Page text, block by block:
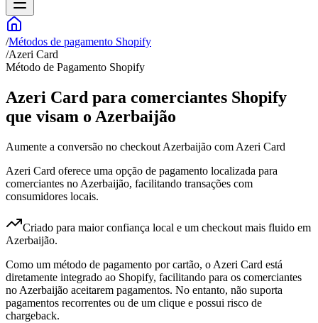
/Métodos de pagamento Shopify
/Azeri Card
Método de Pagamento Shopify
Azeri Card para comerciantes Shopify
que visam o Azerbaijão
Aumente a conversão no checkout Azerbaijão com Azeri Card
Azeri Card oferece uma opção de pagamento localizada para
comerciantes no Azerbaijão, facilitando transações com
consumidores locais.
Criado para maior confiança local e um checkout mais fluido em
Azerbaijão.
Como um método de pagamento por cartão, o Azeri Card está
diretamente integrado ao Shopify, facilitando para os comerciantes
no Azerbaijão aceitarem pagamentos. No entanto, não suporta
pagamentos recorrentes ou de um clique e possui risco de
chargeback.